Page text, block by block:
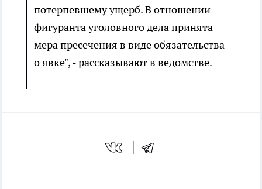
потерпевшему ущерб. В отношении
фигуранта уголовного дела принята
мера пресечения в виде обязательства
о явке", - рассказывают в ведомстве.